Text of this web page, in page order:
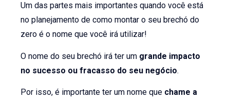
Um das partes mais importantes quando você está
no planejamento de como montar o seu brechó do
zero é o nome que você irá utilizar!
O nome do seu brechó irá ter um grande impacto
no sucesso ou fracasso do seu negócio.
Por isso, é importante ter um nome que chame a